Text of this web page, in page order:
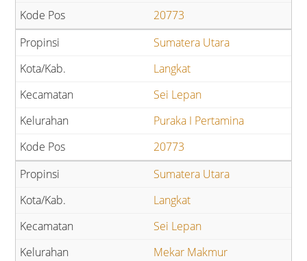
20773
Sumatera Utara
Langkat
Sei Lepan
Puraka I Pertamina
20773
Sumatera Utara
Langkat
Sei Lepan
Mekar Makmur